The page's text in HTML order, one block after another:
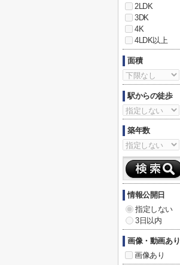
2LDK
3DK
4K
4LDK以上
面積
駅からの徒歩
築年数
情報公開日
指定しない
3日以内
画像・動画あり
画像あり